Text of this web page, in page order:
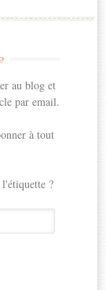
au blog et
par email.
à tout
?